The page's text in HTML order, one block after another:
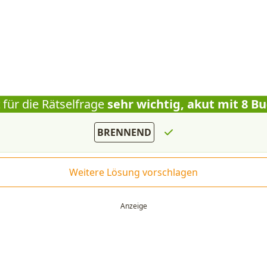
die Rätselfrage sehr wichtig, akut mit 8
BRENNEND
Weitere Lösung vorschlagen